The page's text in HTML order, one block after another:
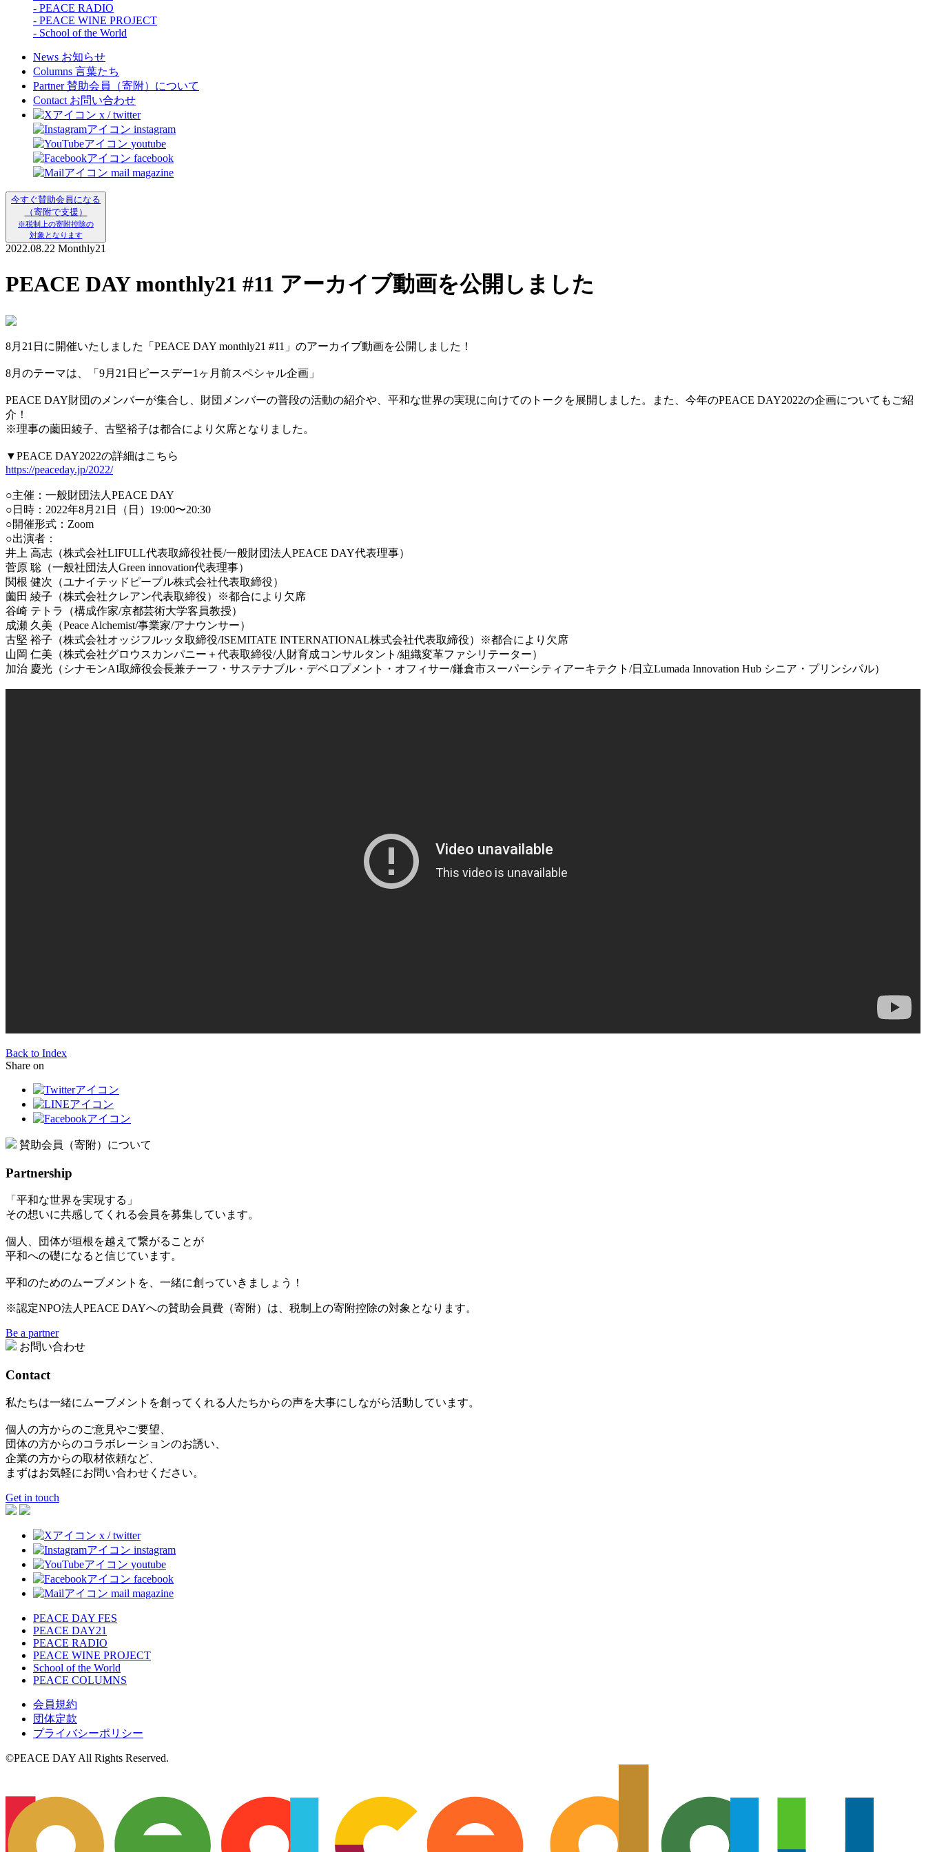
- PEACE RADIO
- PEACE WINE PROJECT
- School of the World
News お知らせ
Columns 言葉たち
Partner 賛助会員（寄附）について
Contact お問い合わせ
x / twitter
instagram
youtube
facebook
mail magazine
今すぐ賛助会員になる
（寄附で支援）
※税制上の寄附控除の
対象となります
2022.08.22 Monthly21
PEACE DAY monthly21 #11 アーカイブ動画を公開しました
8月21日に開催いたしました「PEACE DAY monthly21 #11」のアーカイブ動画を公開しました！
8月のテーマは、「9月21日ピースデー1ヶ月前スペシャル企画」
PEACE DAY財団のメンバーが集合し、財団メンバーの普段の活動の紹介や、平和な世界の実現に向けてのトークを展開しました。また、今年のPEACE DAY2022の企画についてもご紹
介！
※理事の薗田綾子、古堅裕子は都合により欠席となりました。
▼PEACE DAY2022の詳細はこちら
https://peaceday.jp/2022/
○主催：一般財団法人PEACE DAY
○日時：2022年8月21日（日）19:00〜20:30
○開催形式：Zoom
○出演者：
井上 高志（株式会社LIFULL代表取締役社長/一般財団法人PEACE DAY代表理事）
菅原 聡（一般社団法人Green innovation代表理事）
関根 健次（ユナイテッドピープル株式会社代表取締役）
薗田 綾子（株式会社クレアン代表取締役）※都合により欠席
谷崎 テトラ（構成作家/京都芸術大学客員教授）
成瀬 久美（Peace Alchemist/事業家/アナウンサー）
古堅 裕子（株式会社オッジフルッタ取締役/ISEMITATE INTERNATIONAL株式会社代表取締役）※都合により欠席
山岡 仁美（株式会社グロウスカンパニー＋代表取締役/人財育成コンサルタント/組織変革ファシリテーター）
加治 慶光（シナモンAI取締役会長兼チーフ・サステナブル・デベロプメント・オフィサー/鎌倉市スーパーシティアーキテクト/日立Lumada Innovation Hub シニア・プリンシパル）
Back to Index
Share on
賛助会員（寄附）について
Partnership
「平和な世界を実現する」
その想いに共感してくれる会員を募集しています。
個人、団体が垣根を越えて繋がることが
平和への礎になると信じています。
平和のためのムーブメントを、一緒に創っていきましょう！
※認定NPO法人PEACE DAYへの賛助会員費（寄附）は、税制上の寄附控除の対象となります。
Be a partner
お問い合わせ
Contact
私たちは一緒にムーブメントを創ってくれる人たちからの声を大事にしながら活動しています。
個人の方からのご意見やご要望、
団体の方からのコラボレーションのお誘い、
企業の方からの取材依頼など、
まずはお気軽にお問い合わせください。
Get in touch
x / twitter
instagram
youtube
facebook
mail magazine
PEACE DAY FES
PEACE DAY21
PEACE RADIO
PEACE WINE PROJECT
School of the World
PEACE COLUMNS
会員規約
団体定款
プライバシーポリシー
©️PEACE DAY All Rights Reserved.